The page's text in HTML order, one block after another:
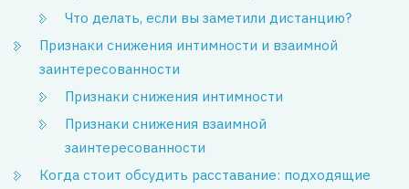
Что делать, если вы заметили дистанцию?
Признаки снижения интимности и взаимной
заинтересованности
Признаки снижения интимности
Признаки снижения взаимной
заинтересованности
Когда стоит обсудить расставание: подходящие